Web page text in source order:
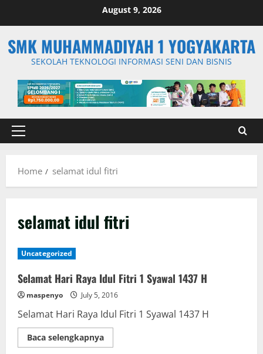
August 9, 2026
SMK MUHAMMADIYAH 1 YOGYAKARTA
SEKOLAH TEKNOLOGI INFORMASI SENI DAN BISNIS
Primary
Home
selamat idul fitri
selamat idul fitri
Uncategorized
Selamat Hari Raya Idul Fitri 1 Syawal 1437 H
maspenyo July 5, 2016
Selamat Hari Raya Idul Fitri 1 Syawal 1437 H
Baca selengkapnyaRead
more